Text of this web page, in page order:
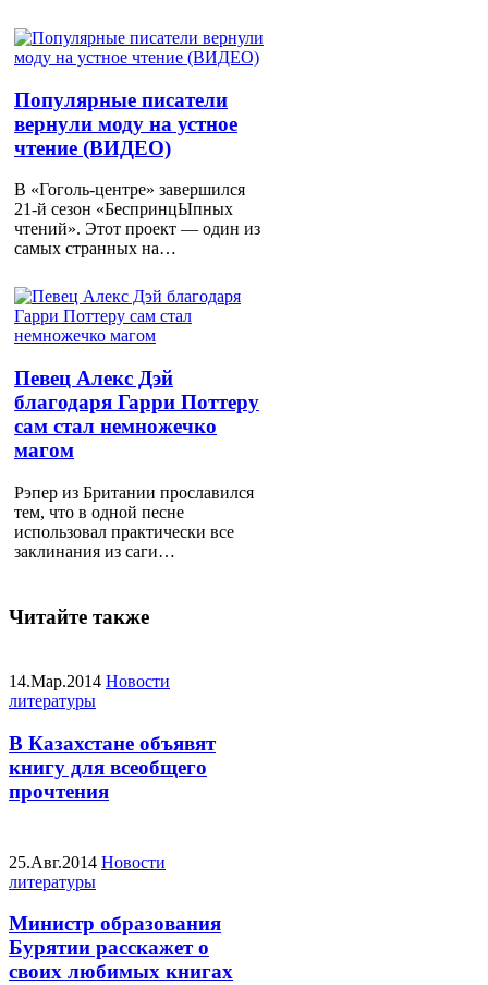
Популярные писатели
вернули моду на устное
чтение (ВИДЕО)
В «Гоголь-центре» завершился
21-й сезон «БеспринцЫпных
чтений». Этот проект — один из
самых странных на…
Певец Алекс Дэй
благодаря Гарри Поттеру
сам стал немножечко
магом
Рэпер из Британии прославился
тем, что в одной песне
использовал практически все
заклинания из саги…
Читайте также
14.Мар.2014 Новости
литературы
В Казахстане объявят
книгу для всеобщего
прочтения
25.Авг.2014 Новости
литературы
Министр образования
Бурятии расскажет о
своих любимых книгах